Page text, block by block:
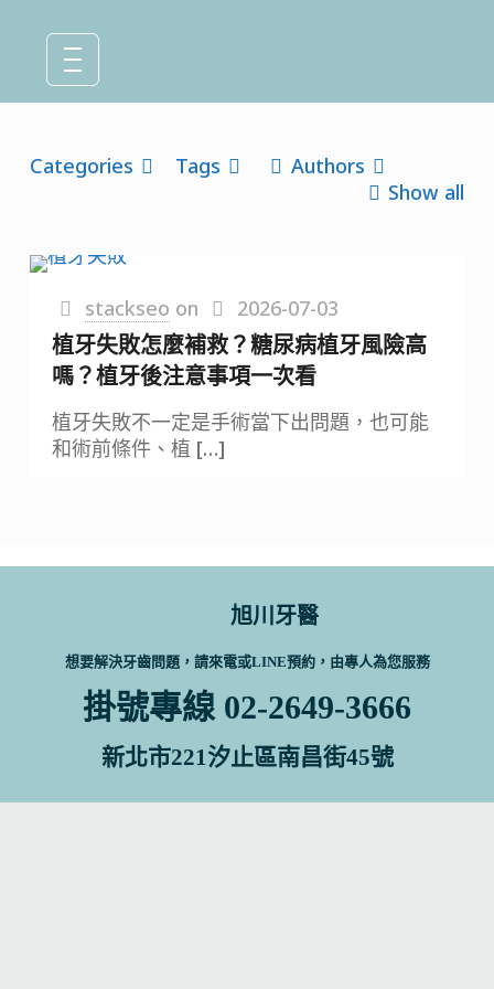
Categories Tags
Authors
Show all
stackseo on 2026-07-03
植牙失敗怎麼補救？糖尿病植牙風險高
嗎？植牙後注意事項一次看
植牙失敗不一定是手術當下出問題，也可能
和術前條件、植 […]
旭川牙醫
想要解決牙齒問題，請來電或LINE預約，由專人為您服務
掛號專線 02-2649-3666
新北市221汐止區南昌街45號